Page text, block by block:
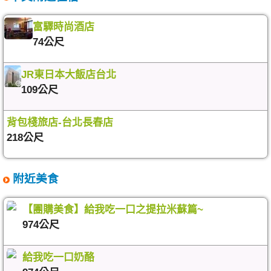
富驛時尚酒店
74公尺
JR東日本大飯店台北
109公尺
背包棧旅店-台北長春店
218公尺
附近美食
【團購美食】給我吃一口之提拉米蘇篇~
974公尺
給我吃一口奶酪